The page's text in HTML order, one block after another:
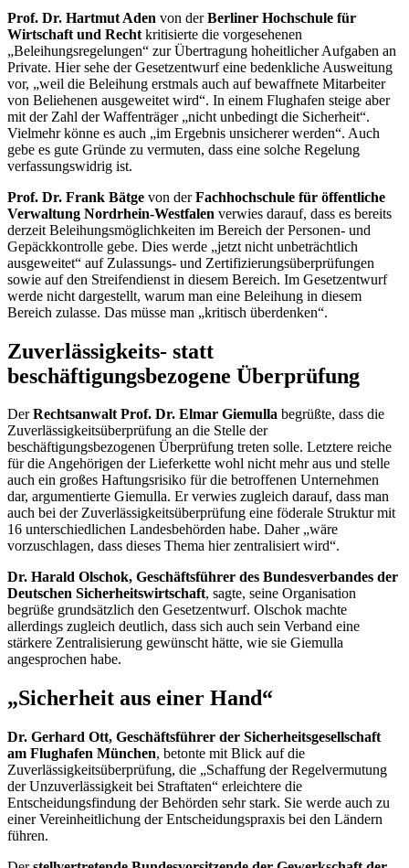
Prof. Dr. Hartmut Aden von derBerliner Hochschule für
Wirtschaft und Recht kritisierte die vorgesehenen
„Beleihungsregelungen“ zur Übertragung hoheitlicher Aufgaben an
Private. Hier sehe der Gesetzentwurf eine bedenkliche Ausweitung
vor, „weil die Beleihung erstmals auch auf bewaffnete Mitarbeiter
von Beliehenen ausgeweitet wird“. In einem Flughafen steige aber
mit der Zahl der Waffenträger „nicht unbedingt die Sicherheit“.
Vielmehr könne es auch „im Ergebnis unsicherer werden“. Auch
gebe es gute Gründe zu vermuten, dass eine solche Regelung
verfassungswidrig ist.
Prof. Dr. Frank Bätge von derFachhochschule für öffentliche
Verwaltung Nordrhein-Westfalen verwies darauf, dass es bereits
derzeit Beleihungsmöglichkeiten im Bereich der Personen- und
Gepäckkontrolle gebe. Dies werde „jetzt nicht unbeträchtlich
ausgeweitet“ auf Zulassungs- und Zertifizierungsüberprüfungen
sowie auf den Streifendienst in diesem Bereich. Im Gesetzentwurf
werde nicht dargestellt, warum man eine Beleihung in diesem
Bereich zulasse. Das müsse man „kritisch überdenken“.
Zuverlässigkeits- statt
beschäftigungsbezogene Überprüfung
DerRechtsanwalt Prof. Dr. Elmar Giemulla begrüßte, dass die
Zuverlässigkeitsüberprüfung an die Stelle der
beschäftigungsbezogenen Überprüfung treten solle. Letztere reiche
für die Angehörigen der Lieferkette wohl nicht mehr aus und stelle
auch ein großes Haftungsrisiko für die betroffenen Unternehmen
dar, argumentierte Giemulla. Er verwies zugleich darauf, dass man
auch bei der Zuverlässigkeitsüberprüfung eine föderale Struktur mit
16 unterschiedlichen Landesbehörden habe. Daher „wäre
vorzuschlagen, dass dieses Thema hier zentralisiert wird“.
Dr. Harald Olschok, Geschäftsführer des Bundesverbandes der
Deutschen Sicherheitswirtschaft, sagte, seine Organisation
begrüße grundsätzlich den Gesetzentwurf. Olschok machte
allerdings zugleich deutlich, dass sich auch sein Verband eine
stärkere Zentralisierung gewünscht hätte, wie sie Giemulla
angesprochen habe.
„Sicherheit aus einer Hand“
Dr. Gerhard Ott, Geschäftsführer der Sicherheitsgesellschaft
am Flughafen München, betonte mit Blick auf die
Zuverlässigkeitsüberprüfung, die „Schaffung der Regelvermutung
der Unzuverlässigkeit bei Straftaten“ erleichtere die
Entscheidungsfindung der Behörden sehr stark. Sie werde auch zu
einer Vereinheitlichung der Entscheidungspraxis bei den Ländern
führen.